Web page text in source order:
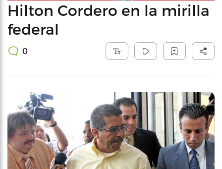
Hilton Cordero en la mirilla
federal
0